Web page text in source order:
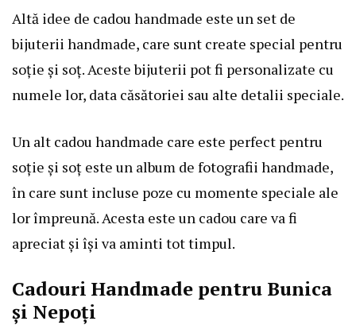
Altă idee de cadou handmade este un set de
bijuterii handmade, care sunt create special pentru
soție și soț. Aceste bijuterii pot fi personalizate cu
numele lor, data căsătoriei sau alte detalii speciale.
Un alt cadou handmade care este perfect pentru
soție și soț este un album de fotografii handmade,
în care sunt incluse poze cu momente speciale ale
lor împreună. Acesta este un cadou care va fi
apreciat și își va aminti tot timpul.
Cadouri Handmade pentru Bunica
și Nepoți